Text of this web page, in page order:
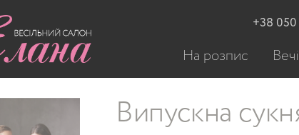
Випускна
+38 050
На розпис